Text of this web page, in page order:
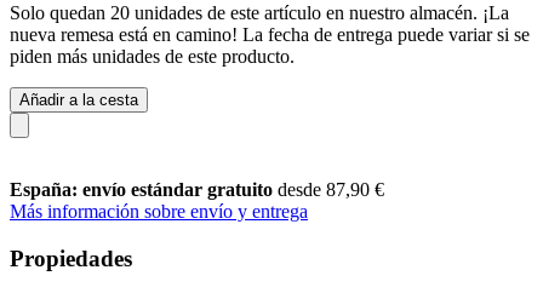
Solo quedan 20 unidades de este artículo en nuestro almacén. ¡La
nueva remesa está en camino! La fecha de entrega puede variar si se
piden más unidades de este producto.
Añadir a la cesta
España: envío estándar gratuito desde 87,90 €
Más información sobre envío y entrega
Propiedades